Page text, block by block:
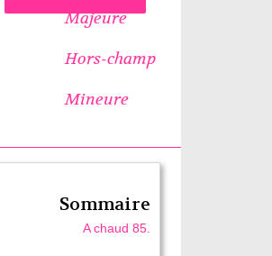
Majeure
Hors-champ
Mineure
Sommaire
A chaud 85.